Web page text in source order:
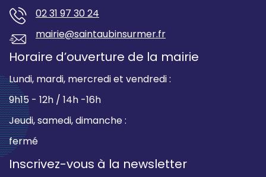
02 31 97 30 24
mairie@saintaubinsurmer.fr
Horaire d’ouverture de la mairie
Lundi, mardi, mercredi et vendredi :
9h15 - 12h / 14h -16h
Jeudi, samedi, dimanche :
fermé
Inscrivez-vous à la newsletter